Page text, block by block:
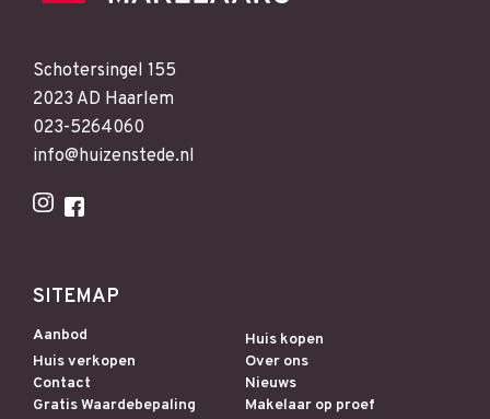
Schotersingel 155
2023 AD Haarlem
023-5264060
info@huizenstede.nl
SITEMAP
Aanbod
Huis kopen
Huis verkopen
Over ons
Contact
Nieuws
Gratis Waardebepaling
Makelaar op proef